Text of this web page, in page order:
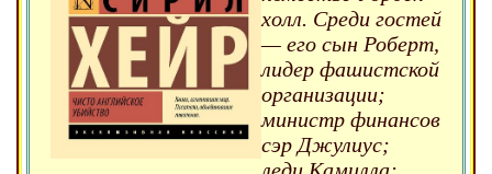
холл. Среди гостей
— его сын Роберт,
лидер фашистской
организации;
министр финансов
сэр Джулиус;